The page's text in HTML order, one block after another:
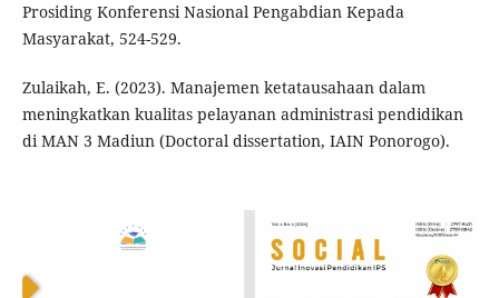
Prosiding Konferensi Nasional Pengabdian Kepada
Masyarakat, 524-529.
Zulaikah, E. (2023). Manajemen ketatausahaan dalam
meningkatkan kualitas pelayanan administrasi pendidikan
di MAN 3 Madiun (Doctoral dissertation, IAIN Ponorogo).